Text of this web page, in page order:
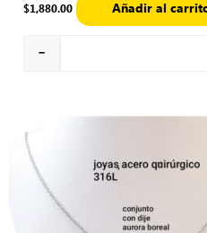
$1,880.00
-
Añadir al